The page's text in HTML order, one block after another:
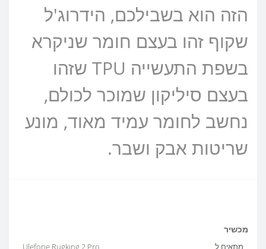
הזה הוא בשבילכם, הידרוג'ל
שקוף זהו בעצם חומר שניקרא
בשפת התעשייה TPU שזהו
בעצם סיליקון שמוכר לכולם,
נחשב לחומר עמיד מאוד, מונע
שריטות אבק ושבר.
מכשיר
מתאים ל Ulefone Rugking 2 Pro